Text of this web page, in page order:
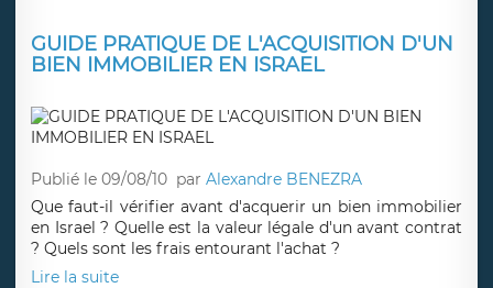
GUIDE PRATIQUE DE L'ACQUISITION D'UN
BIEN IMMOBILIER EN ISRAEL
Publié le 09/08/10 parAlexandre BENEZRA
Que faut-il vérifier avant d'acquerir un bien immobilier
en Israel ? Quelle est la valeur légale d'un avant contrat
? Quels sont les frais entourant l'achat ?
Lire la suite